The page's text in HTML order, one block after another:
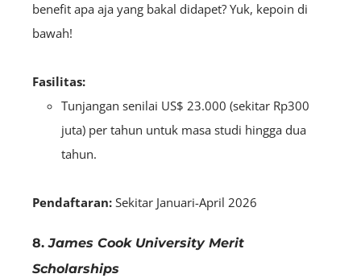
benefit apa aja yang bakal didapet? Yuk, kepoin di
bawah!
Fasilitas:
Tunjangan senilai US$ 23.000 (sekitar Rp300
juta) per tahun untuk masa studi hingga dua
tahun.
Pendaftaran: Sekitar Januari-April 2026
8.James Cook University Merit
Scholarships